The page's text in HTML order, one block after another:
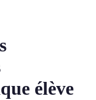
élève